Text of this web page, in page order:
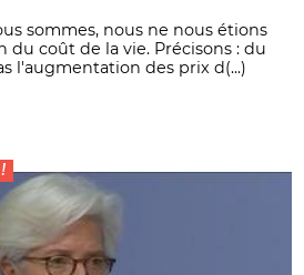
sommes, nous ne nous étions
du coût de la vie. Précisons : du
l'augmentation des prix d(...)